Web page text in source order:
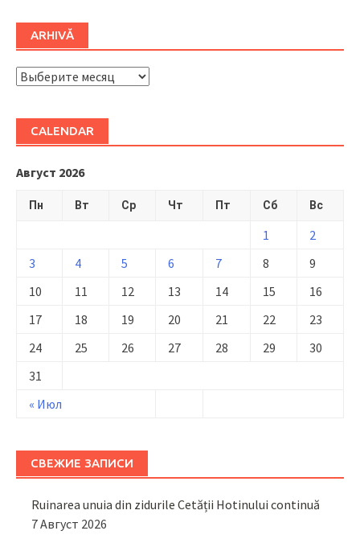
ARHIVĂ
ARHIVĂ
CALENDAR
Август 2026
Пн Вт Ср Чт Пт Сб Вс
« Июл
1
2
3
4 5 6 7 8
9
10
11 12 13 14 15
16
17
18 19 20 21 22
23
24
25 26 27 28 29
30
31
СВЕЖИЕ ЗАПИСИ
Ruinarea unuia din zidurile Cetății Hotinului continuă
7 Август 2026